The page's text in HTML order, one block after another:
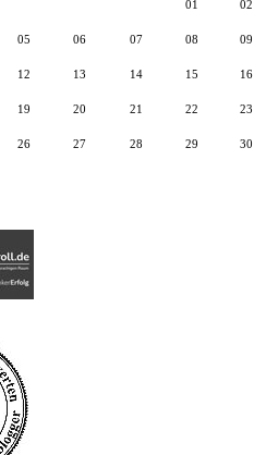
01 02
05 06 07 08 09
12 13 14 15 16
19 20 21 22 23
26 27 28 29 30